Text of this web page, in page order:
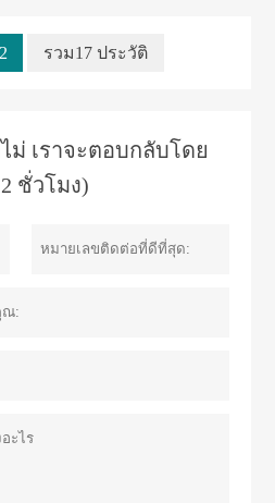
2 รวม17 ประวัติ
ม่ เราจะตอบกลับโดย
ชั่วโมง)